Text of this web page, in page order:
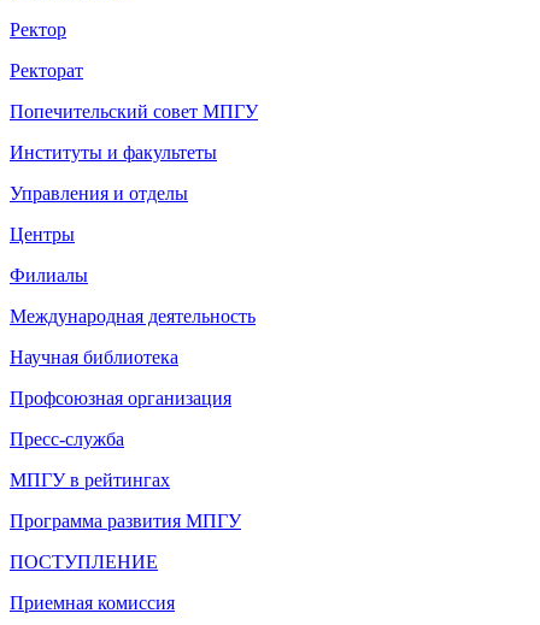
Ректор
Ректорат
Попечительский совет МПГУ
Институты и факультеты
Управления и отделы
Центры
Филиалы
Международная деятельность
Научная библиотека
Профсоюзная организация
Пресс-служба
МПГУ в рейтингах
Программа развития МПГУ
ПОСТУПЛЕНИЕ
Приемная комиссия